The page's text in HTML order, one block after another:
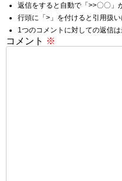
返信をすると自動で「>>〇〇」
行頭に「>」を付けると引用扱い
1つのコメントに対しての返信
コメント ※